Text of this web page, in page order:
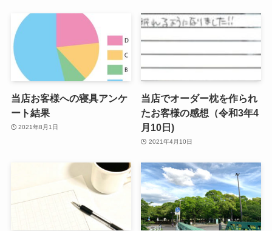
当店お客様への寝具アンケ
ート結果
2021年8月1日
当店でオーダー枕を作られ
たお客様の感想（令和3年4
月10日)
2021年4月10日